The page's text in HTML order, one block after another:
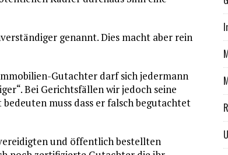
genannt. Dies macht aber rein
Gutachter darf sich jedermann
Bei Gerichtsfällen wir jedoch seine
muss dass er falsch begutachtet
und öffentlich bestellten